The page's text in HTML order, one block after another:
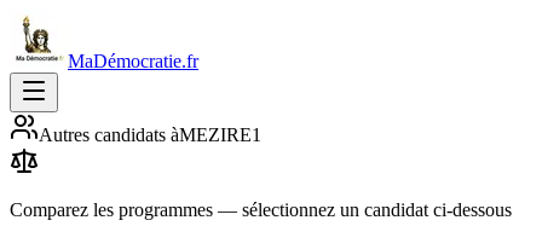
MaDémocratie.fr
Autres candidats àMEZIRE1
Comparez les programmes — sélectionnez un candidat ci-dessous